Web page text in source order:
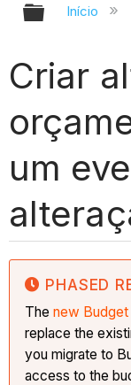
Início
Criar
um
PHASED
Thenew Budget
replace the
you migrate to
access to the